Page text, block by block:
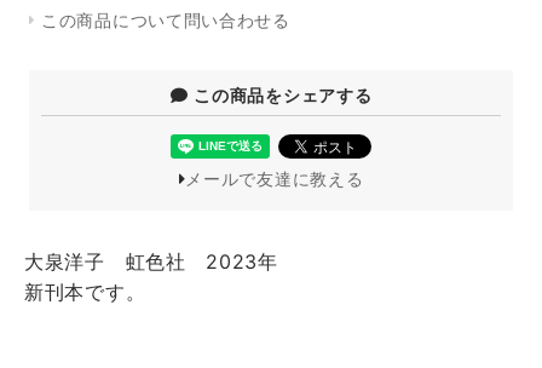
この商品について問い合わせる
この商品をシェアする
メールで友達に教える
大泉洋子 虹色社 2023年
新刊本です。